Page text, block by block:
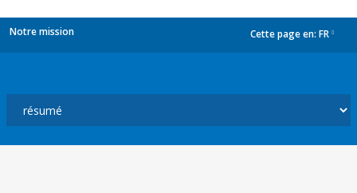
Notre mission Cette page en: FR